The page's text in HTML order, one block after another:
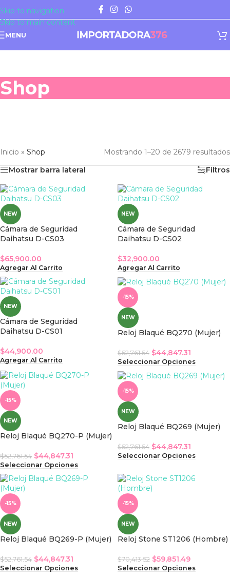
Skip to navigation
Skip to main content
MENU
Shop
Inicio » Shop Mostrando 1–20 de 2679 resultados
Mostrar barra lateral Filtros
NEW
Cámara de Seguridad
Daihatsu D-CS03
$65,900.00
Agregar Al Carrito
NEW
Cámara de Seguridad
Daihatsu D-CS02
$32,900.00
Agregar Al Carrito
NEW
Cámara de Seguridad
Daihatsu D-CS01
$44,900.00
Agregar Al Carrito
-15%
NEW
Reloj Blaqué BQ270 (Mujer)
$52,761.54 $44,847.31
Seleccionar Opciones
-15%
NEW
Reloj Blaqué BQ270-P (Mujer)
$52,761.54 $44,847.31
Seleccionar Opciones
-15%
NEW
Reloj Blaqué BQ269 (Mujer)
$52,761.54 $44,847.31
Seleccionar Opciones
-15%
NEW
Reloj Blaqué BQ269-P (Mujer)
$52,761.54 $44,847.31
Seleccionar Opciones
-15%
NEW
Reloj Stone ST1206 (Hombre)
$70,413.52 $59,851.49
Seleccionar Opciones